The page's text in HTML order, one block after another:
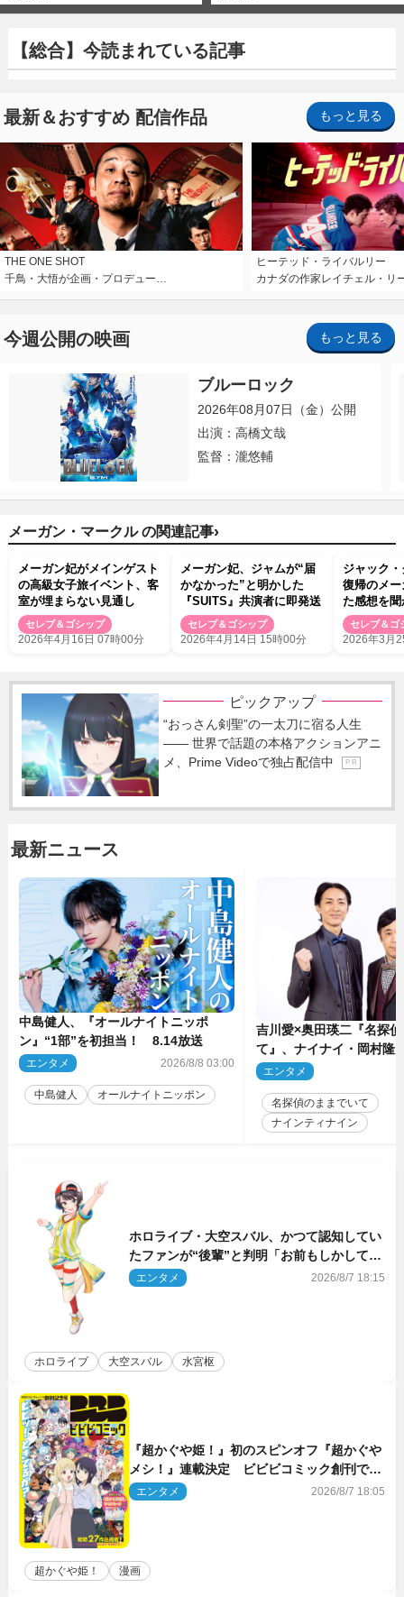
【総合】今読まれている記事
最新＆おすすめ 配信作品 もっと見る
THE ONE SHOT
千鳥・大悟が企画・プロデュー…
ヒーテッド・ライバルリー
カナダの作家レイチェル・リ
今週公開の映画 もっと見る
ブルーロック
2026年08月07日（金）公開
出演：高橋文哉
監督：瀧悠輔
メーガン・マークル の関連記事›
メーガン妃がメインゲスト
の高級女子旅イベント、客
室が埋まらない見通し
セレブ＆ゴシップ
2026年4月16日 07時00分
メーガン妃、ジャムが“届
かなかった”と明かした
『SUITS』共演者に即発送
セレブ＆ゴシップ
2026年4月14日 15時00分
ジャック
復帰のメ
た感想を
者を称賛
セレブ＆ゴ
2026年3月
ピックアップ
“おっさん剣聖”の一太刀に宿る人生
―― 世界で話題の本格アクションアニ
メ、Prime Videoで独占配信中
P R
最新ニュース
中島健人、『オールナイトニッポ
ン』“1部”を初担当！ 8.14放送
エンタメ 2026/8/8 03:00
中島健人 オールナイトニッポン
吉川愛×奥田瑛二『名探
て』、ナイナイ・岡村隆
のゲスト出演が決定！
エンタメ
名探偵のままでいて
ナインティナイン
ホロライブ・大空スバル、かつて認知してい
たファンが“後輩”と判明「お前もしかしてあ
のときの？」
エンタメ 2026/8/7 18:15
ホロライブ 大空スバル 水宮枢
『超かぐや姫！』初のスピンオフ『超かぐや
メシ！』連載決定 ビビビコミック創刊で31
作品一挙公開
エンタメ 2026/8/7 18:05
超かぐや姫！ 漫画